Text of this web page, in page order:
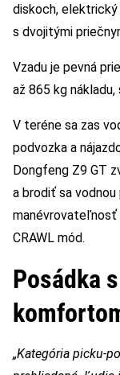
diskoch, elektrický
s dvojitými
Vzadu je pevná
až 865 kg
V teréne sa zas
podvozka a
Dongfeng Z9 GT
a brodiť sa
manévrovateľnosť
CRAWL mód.
Posádka
„Kategória picku-